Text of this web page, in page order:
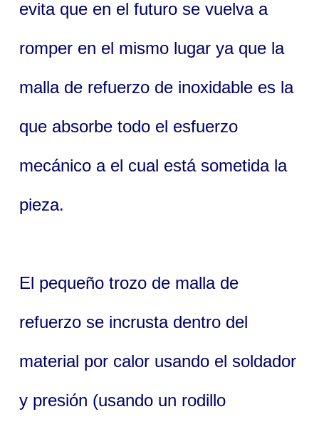
evita que en el futuro se vuelva a
romper en el mismo lugar ya que la
malla de refuerzo de inoxidable es la
que absorbe todo el esfuerzo
mecánico a el cual está sometida la
pieza.
El pequeño trozo de malla de
refuerzo se incrusta dentro del
material por calor usando el soldador
y presión (usando un rodillo